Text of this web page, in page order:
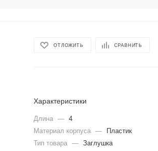
ОТЛОЖИТЬ СРАВНИТЬ
Характеристики
Длина —
4
Материал корпуса
—
Пластик
Тип товара
—
Заглушка